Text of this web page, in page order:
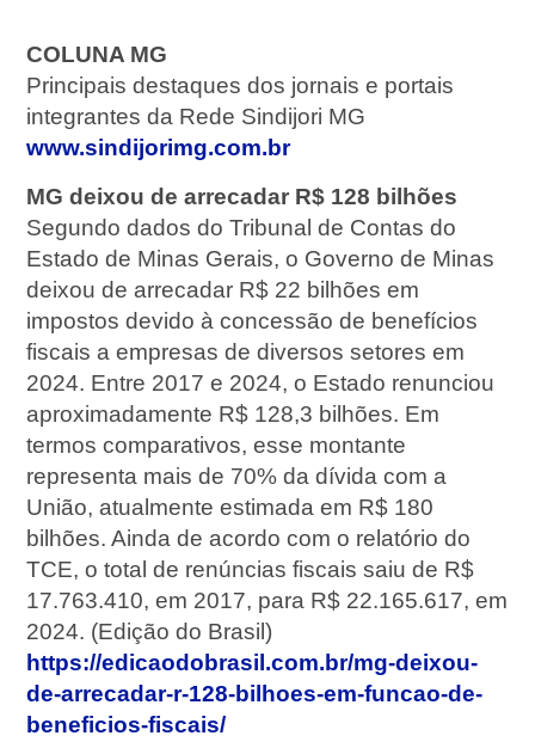
COLUNA MG
Principais destaques dos jornais e portais
integrantes da Rede Sindijori MG
www.sindijorimg.com.br
MG deixou de arrecadar R$ 128 bilhões
Segundo dados do Tribunal de Contas do
Estado de Minas Gerais, o Governo de Minas
deixou de arrecadar R$ 22 bilhões em
impostos devido à concessão de benefícios
fiscais a empresas de diversos setores em
2024. Entre 2017 e 2024, o Estado renunciou
aproximadamente R$ 128,3 bilhões. Em
termos comparativos, esse montante
representa mais de 70% da dívida com a
União, atualmente estimada em R$ 180
bilhões. Ainda de acordo com o relatório do
TCE, o total de renúncias fiscais saiu de R$
17.763.410, em 2017, para R$ 22.165.617, em
2024. (Edição do Brasil)
https://edicaodobrasil.com.br/mg-deixou-
de-arrecadar-r-128-bilhoes-em-funcao-de-
beneficios-fiscais/